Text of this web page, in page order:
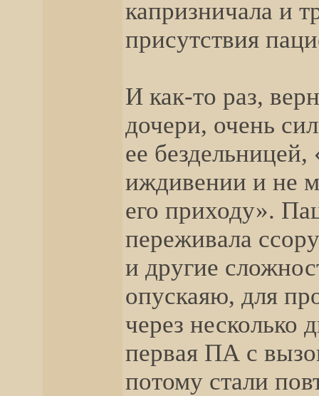
капризничала и
присутствия
И как-то раз,
дочери, очень
ее бездельницей,
иждивении и не
его приходу».
переживала
и другие
опускаяю, для
через несколько
первая ПА с
потому стали